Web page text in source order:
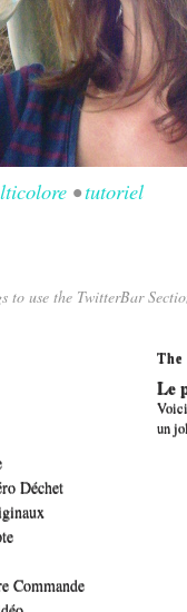
•tutoriel
to use the TwitterBar
Déchet
Commande
The
Le
un